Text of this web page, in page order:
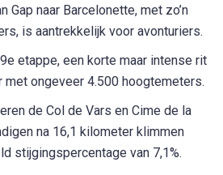
Gap naar Barcelonette, met zo’n
is aantrekkelijk voor avonturiers.
etappe, een korte maar intense rit
met ongeveer 4.500 hoogtemeters.
de Col de Vars en Cime de la
na 16,1 kilometer klimmen
stijgingspercentage van 7,1%.